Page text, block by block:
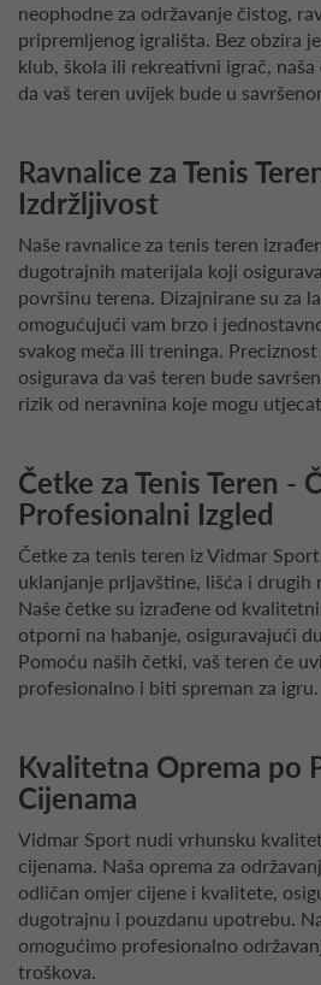
neophodne za održavanje čistog,
pripremljenog igrališta. Bez obzira
klub, škola ili rekreativni igrač,
da vaš teren uvijek bude u
Ravnalice za Tenis
Izdržljivost
Naše ravnalice za tenis teren
dugotrajnih materijala koji
površinu terena. Dizajnirane su za
omogućujući vam brzo i
svakog meča ili treninga.
osigurava da vaš teren bude
rizik od neravnina koje mogu
Četke za Tenis Teren -
Profesionalni Izgled
Četke za tenis teren iz Vidmar
uklanjanje prljavštine, lišća i drugih
Naše četke su izrađene od
otporni na habanje, osiguravajući
Pomoću naših četki, vaš teren će
profesionalno i biti spreman za igru.
Kvalitetna Oprema po
Cijenama
Vidmar Sport nudi vrhunsku
cijenama. Naša oprema za
odličan omjer cijene i kvalitete,
dugotrajnu i pouzdanu upotrebu.
omogućimo profesionalno
troškova.